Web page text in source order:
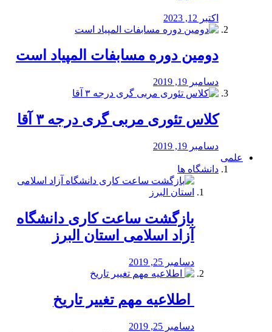
اکتبر 12, 2023
دومین دوره مسابفات المپیاد است
دسامبر 19, 2019
کلاس تئوری مربی گری درجه ۳ آقا
دسامبر 19, 2019
علمی
دانشگاه ها
بازگشت ساعت کاری دانشگاه
آزاد اسلامی استان البرز
دسامبر 25, 2019
️ اطلاعیه مهم تغییر تاریخ
دسامبر 25, 2019